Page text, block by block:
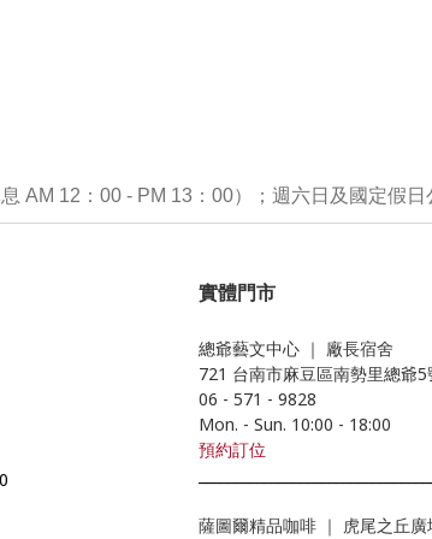
AM 12：00 - PM 13：00）；週六日及國定假日
實體門市
總爺藝文中心 ｜ 廠長宿舍
721 台南市麻豆區南勢里總爺5
06 - 571 - 9828
Mon. - Sun. 10:00 - 18:00
預約訂位
薩圖爾精品咖啡 ｜ 虎尾之丘廣